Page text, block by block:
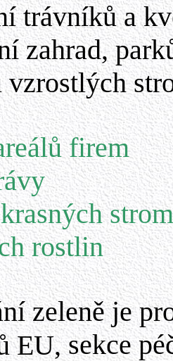
trávníků a
zahrad,
vzrostlých
firem
rostlin
zeleně je
EU,sekce